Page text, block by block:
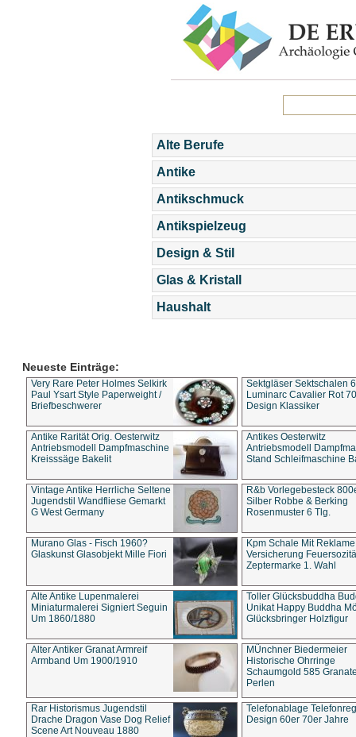
Alte Berufe
Antike
Antikschmuck
Antikspielzeug
Design & Stil
Glas & Kristall
Haushalt
Neueste Einträge:
Very Rare Peter Holmes Selkirk
Paul Ysart Style Paperweight /
Briefbeschwerer
Sektgläser Sektschalen
Luminarc Cavalier Rot
Design Klassiker
Antike Rarität Orig. Oesterwitz
Antriebsmodell Dampfmaschine
Kreisssäge Bakelit
Antikes Oesterwitz
Antriebsmodell
Stand Schleifmaschine
Vintage Antike Herrliche Seltene
Jugendstil Wandfliese Gemarkt
G West Germany
R&b Vorlegebesteck
Silber Robbe & Berking
Rosenmuster 6 Tlg.
Murano Glas - Fisch 1960?
Glaskunst Glasobjekt Mille Fiori
Kpm Schale Mit Reklame
Versicherung
Zeptermarke 1. Wahl
Alte Antike Lupenmalerei
Miniaturmalerei Signiert Seguin
Um 1860/1880
Toller Glücksbuddha
Unikat Happy Buddha
Glücksbringer Holzfigur
Alter Antiker Granat Armreif
Armband Um 1900/1910
MÜnchner Biedermeier
Historische Ohrringe
Schaumgold 585
Perlen
Rar Historismus Jugendstil
Drache Dragon Vase Dog Relief
Scene Art Nouveau 1880
Telefonablage
Design 60er 70er Jahre